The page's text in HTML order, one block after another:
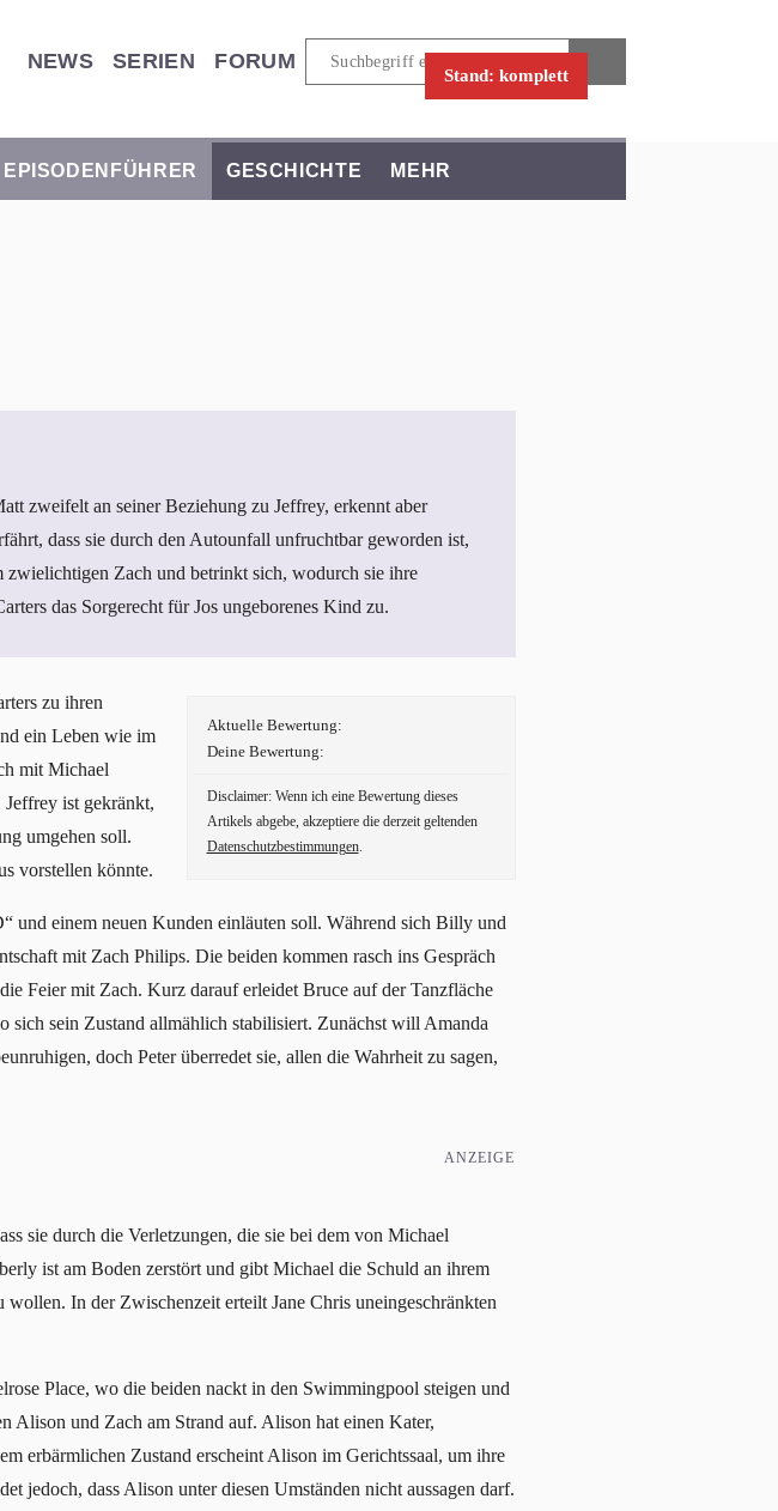
NEWS SERIEN FORUM
Stand: komplett
EPISODENFÜHRER GESCHICHTE MEHR
zweifelt an seiner Beziehung zu Jeffrey, erkennt aber
dass sie durch den Autounfall unfruchtbar geworden ist,
Zach und betrinkt sich, wodurch sie ihre
das Sorgerecht für Jos ungeborenes Kind zu.
Aktuelle Bewertung:
Deine Bewertung:
Disclaimer: Wenn ich eine Bewertung dieses
Artikels abgebe, akzeptiere die derzeit geltenden
Datenschutzbestimmungen.
zu ihren
ein Leben wie im
mit Michael
ist gekränkt,
umgehen soll.
vorstellen könnte.
und einem neuen Kunden einläuten soll. Während sich Billy und
mit Zach Philips. Die beiden kommen rasch ins Gespräch
Feier mit Zach. Kurz darauf erleidet Bruce auf der Tanzfläche
sein Zustand allmählich stabilisiert. Zunächst will Amanda
doch Peter überredet sie, allen die Wahrheit zu sagen,
ANZEIGE
sie durch die Verletzungen, die sie bei dem von Michael
ist am Boden zerstört und gibt Michael die Schuld an ihrem
In der Zwischenzeit erteilt Jane Chris uneingeschränkten
Place, wo die beiden nackt in den Swimmingpool steigen und
Alison und Zach am Strand auf. Alison hat einen Kater,
erbärmlichen Zustand erscheint Alison im Gerichtssaal, um ihre
jedoch, dass Alison unter diesen Umständen nicht aussagen darf.